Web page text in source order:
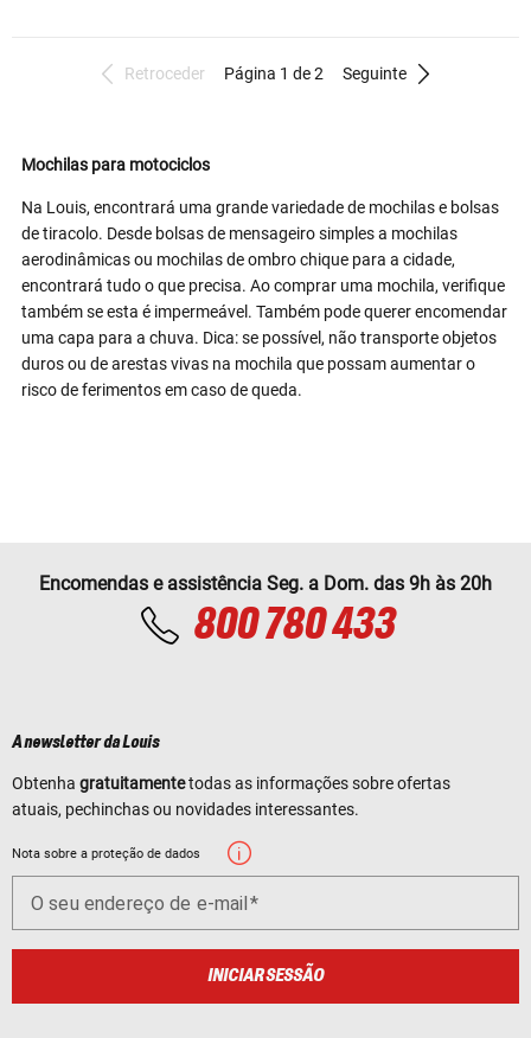
Retroceder Página 1 de 2 Seguinte
Mochilas para motociclos
Na Louis, encontrará uma grande variedade de mochilas e bolsas
de tiracolo. Desde bolsas de mensageiro simples a mochilas
aerodinâmicas ou mochilas de ombro chique para a cidade,
encontrará tudo o que precisa. Ao comprar uma mochila, verifique
também se esta é impermeável. Também pode querer encomendar
uma capa para a chuva. Dica: se possível, não transporte objetos
duros ou de arestas vivas na mochila que possam aumentar o
risco de ferimentos em caso de queda.
Encomendas e assistência Seg. a Dom. das 9h às 20h
800 780 433
A newsletter da Louis
Obtenha gratuitamentetodas as informações sobre ofertas
atuais, pechinchas ou novidades interessantes.
Nota sobre a proteção de dados
O seu endereço de e-mail
INICIAR SESSÃO